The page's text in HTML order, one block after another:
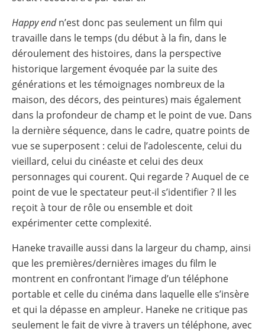
Happy endn’est donc pas seulement un film qui
travaille dans le temps (du début à la fin, dans le
déroulement des histoires, dans la perspective
historique largement évoquée par la suite des
générations et les témoignages nombreux de la
maison, des décors, des peintures) mais également
dans la profondeur de champ et le point de vue. Dans
la dernière séquence, dans le cadre, quatre points de
vue se superposent : celui de l’adolescente, celui du
vieillard, celui du cinéaste et celui des deux
personnages qui courent. Qui regarde ? Auquel de ce
point de vue le spectateur peut-il s’identifier ? Il les
reçoit à tour de rôle ou ensemble et doit
expérimenter cette complexité.
Haneke travaille aussi dans la largeur du champ, ainsi
que les premières/dernières images du film le
montrent en confrontant l’image d’un téléphone
portable et celle du cinéma dans laquelle elle s’insère
et qui la dépasse en ampleur. Haneke ne critique pas
seulement le fait de vivre à travers un téléphone, avec